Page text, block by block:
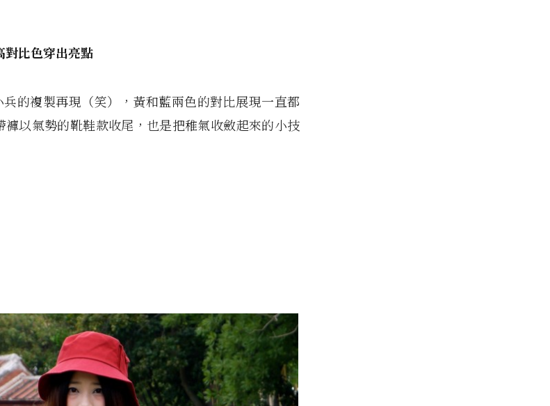
比色穿出亮點
兵的複製再現（笑），黃和藍兩色的對比展現一直都
以氣勢的靴鞋款收尾，也是把稚氣收斂起來的小技